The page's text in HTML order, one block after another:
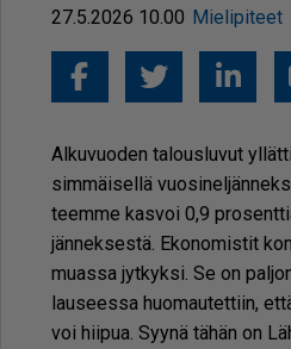
27.5.2026 10.00 Mielipiteet
Facebook
Al­ku­vuo­den ta­lous­lu­vut
sim­mäi­sel­lä
teem­me kas­voi 0,9
jän­nek­ses­tä. Eko­no­mis­tit
mu­as­sa jyt­kyk­si. Se on
lau­sees­sa huo­mau­tet­tiin,
voi hii­pua. Syy­nä tä­hän on